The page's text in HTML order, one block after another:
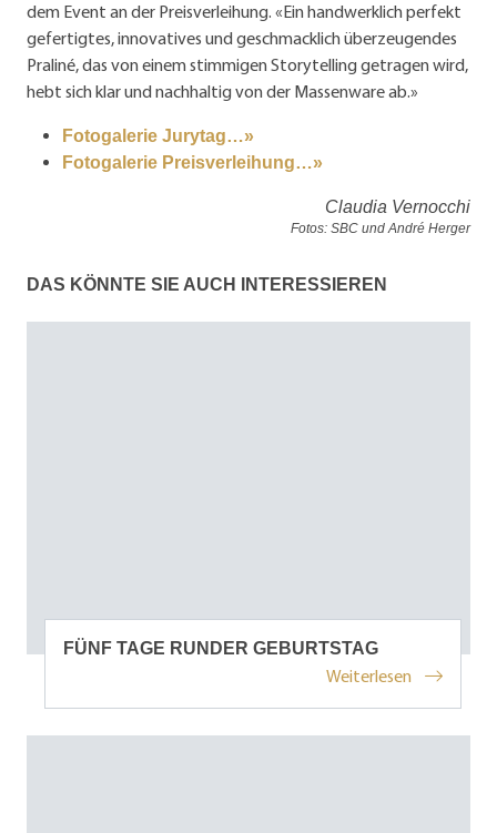
dem Event an der Preisverleihung. «Ein handwerklich perfekt
gefertigtes, innovatives und geschmacklich überzeugendes
Praliné, das von einem stimmigen Storytelling getragen wird,
hebt sich klar und nachhaltig von der Massenware ab.»
Fotogalerie Jurytag…»
Fotogalerie Preisverleihung…»
Claudia Vernocchi
Fotos: SBC und André Herger
DAS KÖNNTE SIE AUCH INTERESSIEREN
FÜNF TAGE RUNDER GEBURTSTAG
Weiterlesen